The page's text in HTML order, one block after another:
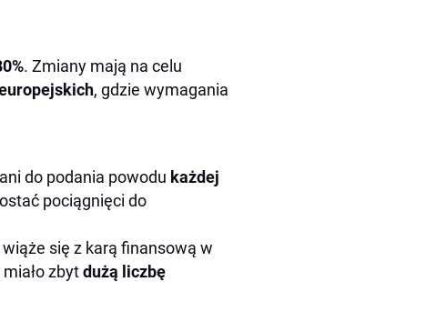
. Zmiany mają na celu
, gdzie wymagania
do podania powodu każdej
pociągnięci do
wiąże się z karą finansową w
zbytdużą liczbę